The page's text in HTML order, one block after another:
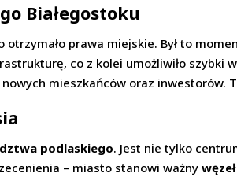
Białegostoku
prawa miejskie. Był to
co z kolei umożliwiło szybki
mieszkańców oraz inwestorów.
podlaskiego. Jest nie tylko
– miasto stanowi ważny